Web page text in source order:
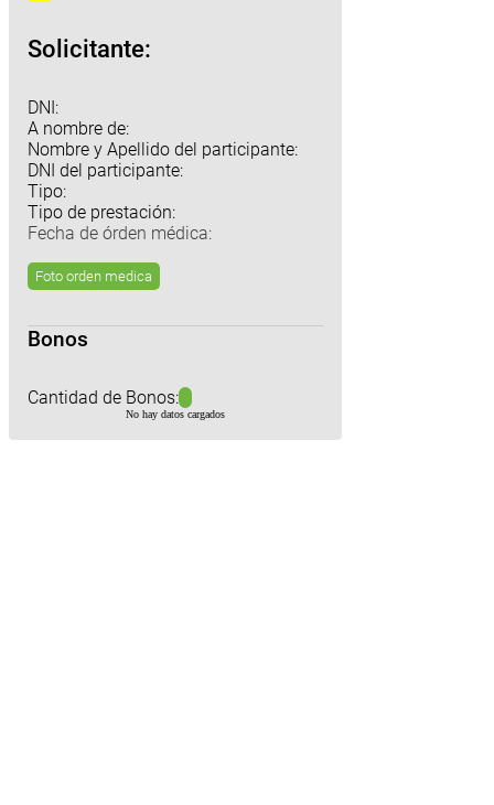
Solicitante:
DNI:
A nombre de:
Nombre y Apellido del participante:
DNI del participante:
Tipo:
Tipo de prestación:
Fecha de órden médica:
Foto orden medica
Bonos
Cantidad de Bonos:
No hay datos cargados